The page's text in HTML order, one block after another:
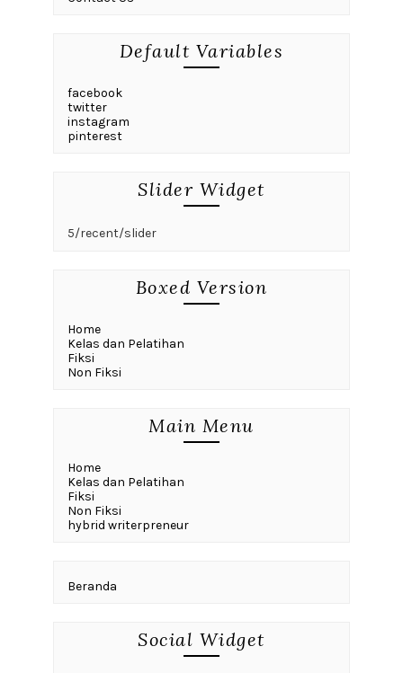
Default Variables
facebook
twitter
instagram
pinterest
Slider Widget
5/recent/slider
Boxed Version
Home
Kelas dan Pelatihan
Fiksi
Non Fiksi
Main Menu
Home
Kelas dan Pelatihan
Fiksi
Non Fiksi
hybrid writerpreneur
Beranda
Social Widget